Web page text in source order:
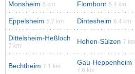
Monsheim 5 km Flomborn 5.4 km
Eppelsheim 5.7 km Dintesheim 6.4 km
Dittelsheim-Heßloch
7 km
Hohen-Sülzen 7 km
Bechtheim 7.1 km Gau-Heppenheim
7.6 km